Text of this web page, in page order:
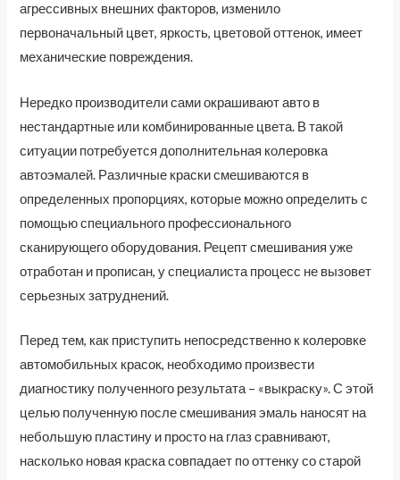
агрессивных внешних факторов, изменило
первоначальный цвет, яркость, цветовой оттенок, имеет
механические повреждения.
Нередко производители сами окрашивают авто в
нестандартные или комбинированные цвета. В такой
ситуации потребуется дополнительная колеровка
автоэмалей. Различные краски смешиваются в
определенных пропорциях, которые можно определить с
помощью специального профессионального
сканирующего оборудования. Рецепт смешивания уже
отработан и прописан, у специалиста процесс не вызовет
серьезных затруднений.
Перед тем, как приступить непосредственно к колеровке
автомобильных красок, необходимо произвести
диагностику полученного результата – «выкраску». С этой
целью полученную после смешивания эмаль наносят на
небольшую пластину и просто на глаз сравнивают,
насколько новая краска совпадает по оттенку со старой